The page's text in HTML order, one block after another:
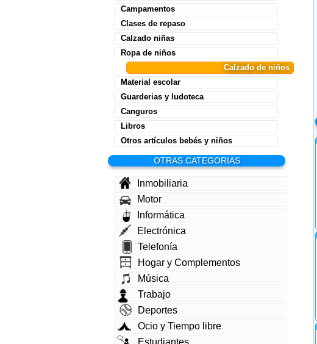
Campamentos
Clases de repaso
Calzado niñas
Ropa de niños
Calzado de niños
Material escolar
Guarderias y ludoteca
Canguros
Libros
Otros artículos bebés y niños
OTRAS CATEGORIAS
Inmobiliaria
Motor
Informática
Electrónica
Telefonía
Hogar y Complementos
Música
Trabajo
Deportes
Ocio y Tiempo libre